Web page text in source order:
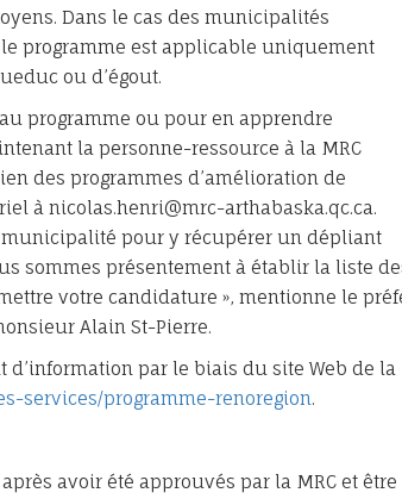
Dans le cas des municipalités
programme est applicable uniquement
ou d’égout.
programme ou pour en apprendre
la personne-ressource à la MRC
des programmes d’amélioration de
à nicolas.henri@mrc-arthabaska.qc.ca.
pour y récupérer un dépliant
sommes présentement à établir la liste
votre candidature », mentionne le
Alain St-Pierre.
par le biais du site Web de la
services/programme-renoregion.
avoir été approuvés par la MRC et être